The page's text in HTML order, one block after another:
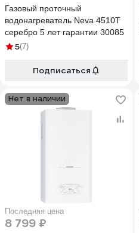
Газовый проточный
водонагреватель Neva 4510T
серебро 5 лет гарантии 30085
5(7)
Подписаться
Нет в наличии
Последняя цена
8 799 ₽